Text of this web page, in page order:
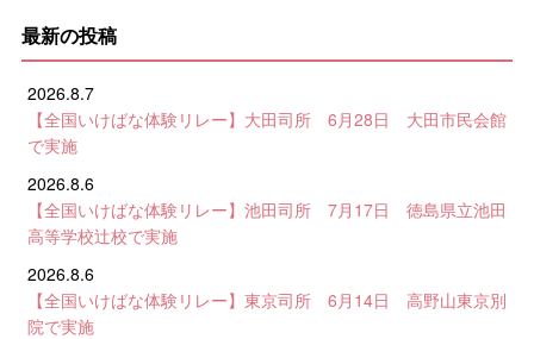
最新の投稿
2026.8.7
【全国いけばな体験リレー】大田司所 6月28日 大田市民会館
で実施
2026.8.6
【全国いけばな体験リレー】池田司所 7月17日 徳島県立池田
高等学校辻校で実施
2026.8.6
【全国いけばな体験リレー】東京司所 6月14日 高野山東京別
院で実施